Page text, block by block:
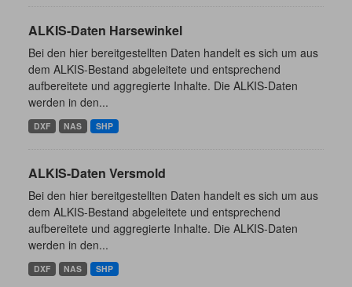
ALKIS-Daten Harsewinkel
Bei den hier bereitgestellten Daten handelt es sich um aus
dem ALKIS-Bestand abgeleitete und entsprechend
aufbereitete und aggregierte Inhalte. Die ALKIS-Daten
werden in den...
DXF NAS SHP
ALKIS-Daten Versmold
Bei den hier bereitgestellten Daten handelt es sich um aus
dem ALKIS-Bestand abgeleitete und entsprechend
aufbereitete und aggregierte Inhalte. Die ALKIS-Daten
werden in den...
DXF NAS SHP